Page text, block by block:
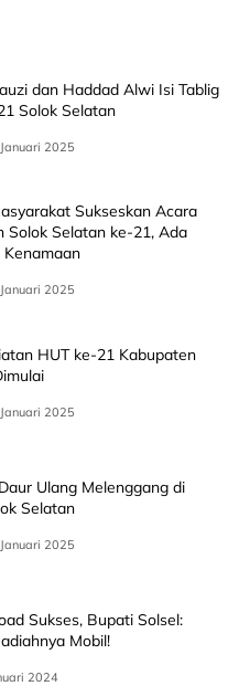
dan Haddad Alwi Isi Tablig
Solok Selatan
2025
Sukseskan Acara
Solok Selatan ke-21, Ada
2025
HUT ke-21 Kabupaten
2025
Ulang Melenggang di
Selatan
2025
Sukses, Bupati Solsel:
Mobil!
2024